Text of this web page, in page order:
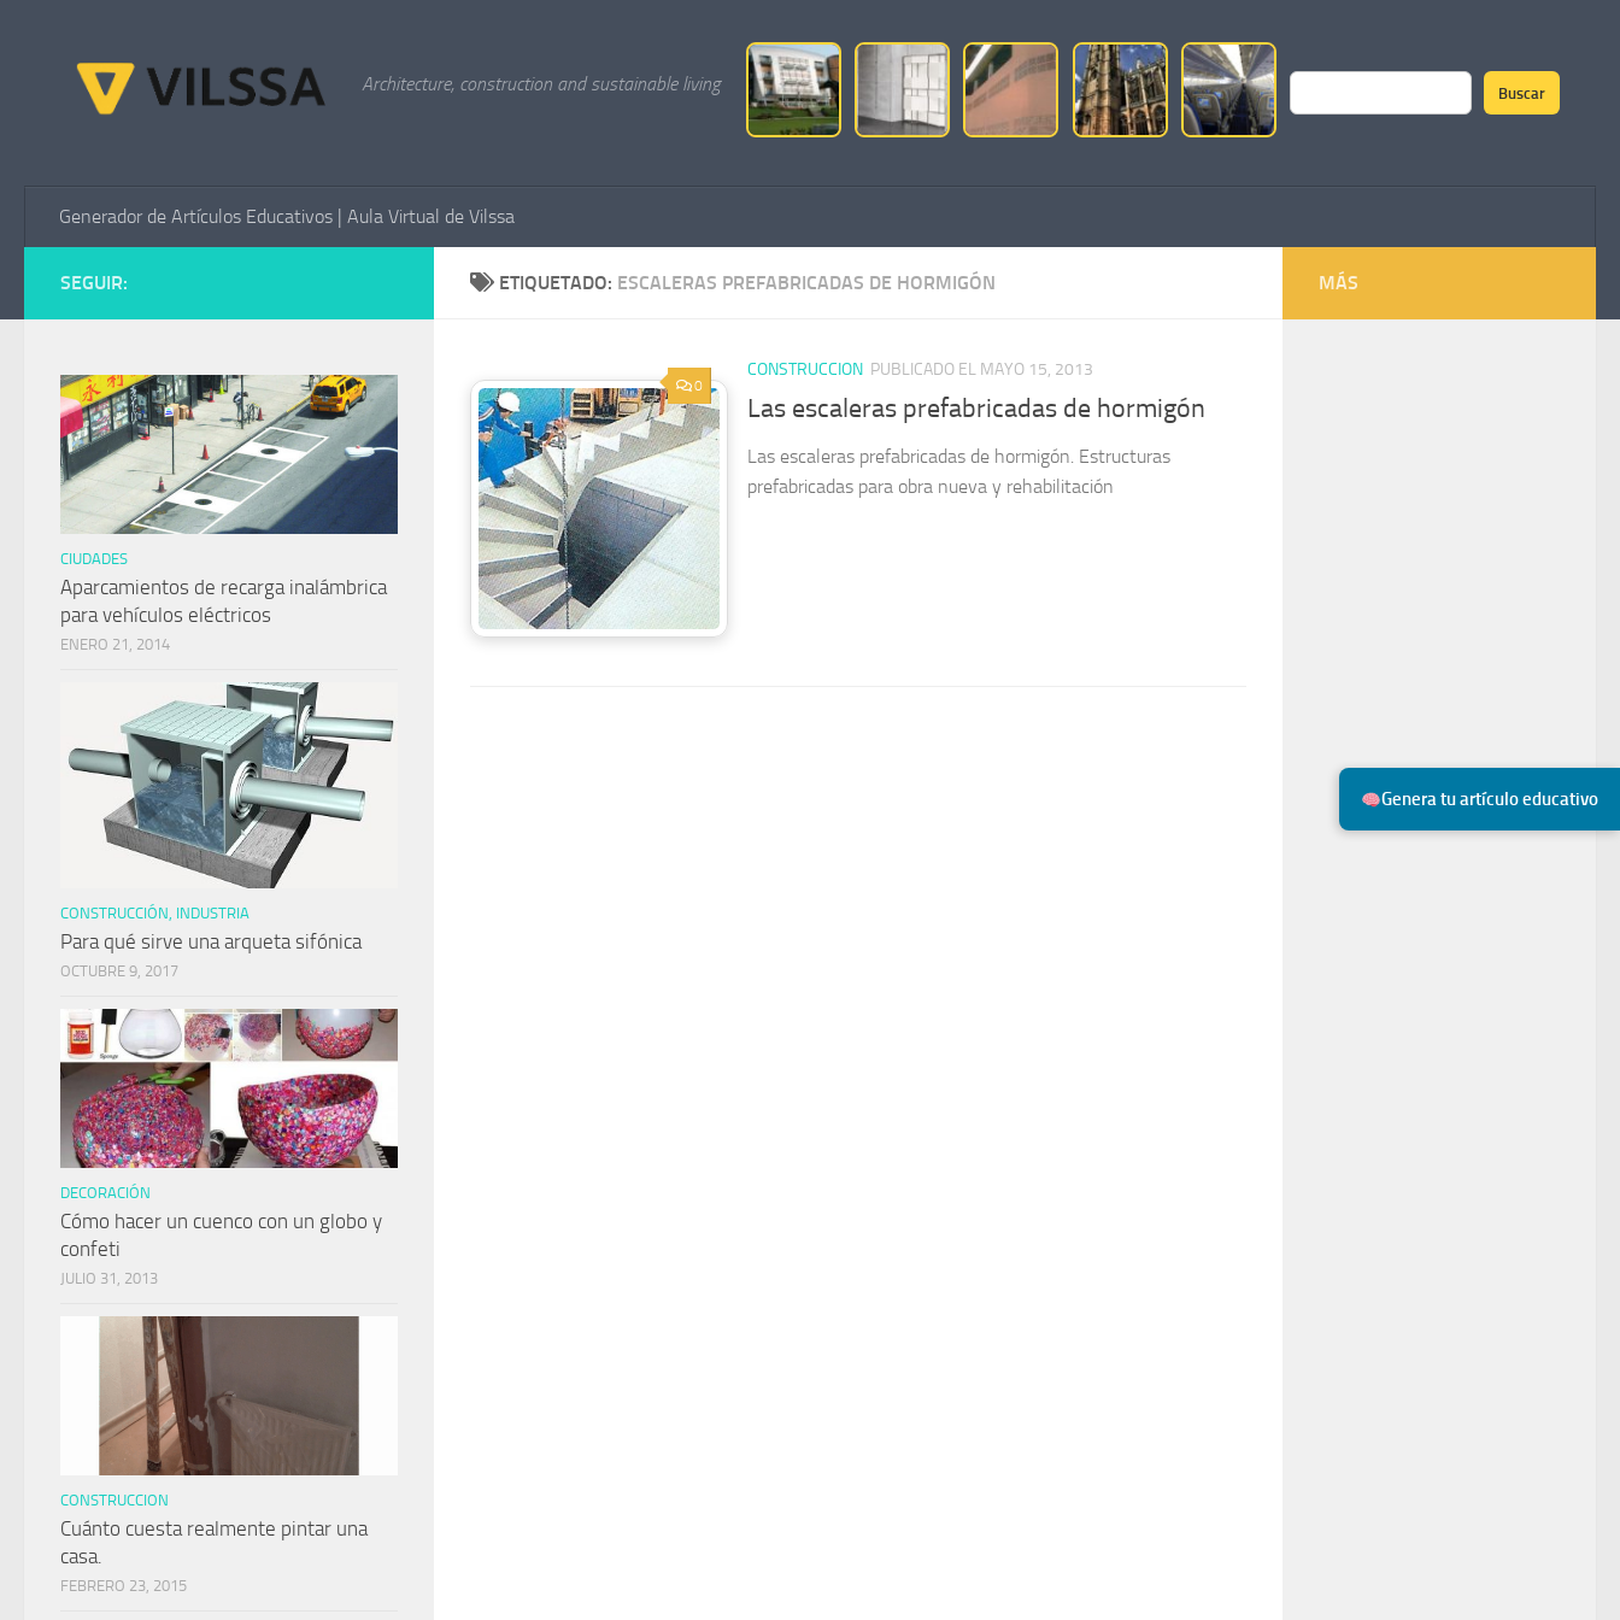
Genera tu artículo educativo
Architecture, construction and sustainable living
Buscar
Buscar
Generador de Artículos Educativos | Aula Virtual de Vilssa
ETIQUETADO: ESCALERAS PREFABRICADAS DE HORMIGÓN
0
CONSTRUCCION PUBLICADO EL MAYO 15, 2013
Las escaleras prefabricadas de hormigón
Las escaleras prefabricadas de hormigón. Estructuras
prefabricadas para obra nueva y rehabilitación
SEGUIR:
CIUDADES
Aparcamientos de recarga inalámbrica
para vehículos eléctricos
ENERO 21, 2014
CONSTRUCCIÓN, INDUSTRIA
Para qué sirve una arqueta sifónica
OCTUBRE 9, 2017
DECORACIÓN
Cómo hacer un cuenco con un globo y
confeti
JULIO 31, 2013
CONSTRUCCION
Cuánto cuesta realmente pintar una
casa.
FEBRERO 23, 2015
MÁS